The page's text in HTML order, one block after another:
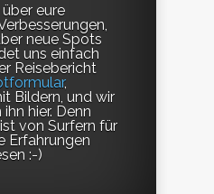
eure
neue Spots
uns einfach
Reisebericht
,
Bildern, und wir
hier. Denn
von Surfern für
Erfahrungen
:-)